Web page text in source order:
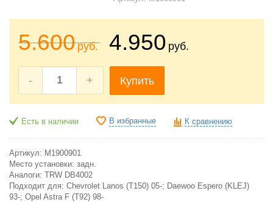
5.600руб. 4.950 руб.
- + Купить
Есть в наличии В избранные К сравнению
Артикул: M1900901
Место установки: задн.
Аналоги:
TRW DB4002
Подходит для: Chevrolet Lanos (T150) 05-; Daewoo Espero (KLEJ)
93-; Opel Astra F (T92) 98-